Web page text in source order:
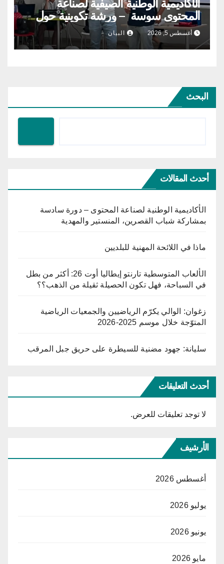
الأكاديمية الوطنية الصيفية لصناعة
المحتوى سوسة – ورشة تكوينية حول
الحوكمة التشاركية
أغسطس 5, 2026 البيان
البحث
أحدث المقالات
الأكاديمية الوطنية لصناعة المحتوى – دورة سادسة
بمشاركة شباب القصرين، المنستير والمهدية
ماذا في اللائحة المهنية للبلديين
الألعاب المتوسطية تارنتو إيطاليا أوت 26: أكثر من بطل
في السباحة، فهل تكون الحصيلة ثقيلة من الذهب؟؟
زغوان: الوالي يكرّم الرياضيين والجمعيات الرياضية
المتوّجة خلال موسم 2025-2026
سليانة: جهود مضنية للسيطرة على حريق جبل المرقب
أحدث التعليقات
لا توجد تعليقات للعرض.
الأرشيف
أغسطس 2026
يوليو 2026
يونيو 2026
مايو 2026